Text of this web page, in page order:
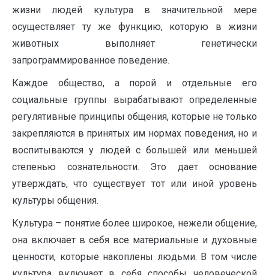
жизни людей культура в значительной мере
осуществляет ту же функцию, которую в жизни
животных выполняет генетически
запрограммированное поведение.
Каждое общество, а порой и отдельные его
социальные группы вырабатывают определенные
регулятивные принципы общения, которые не только
закрепляются в принятых им нормах поведения, но и
воспитываются у людей с большей или меньшей
степенью сознательности. Это дает основание
утверждать, что существует тот или иной уровень
культуры общения.
Культура – понятие более широкое, нежели общение,
она включает в себя все материальные и духовные
ценности, которые накоплены людьми. В том числе